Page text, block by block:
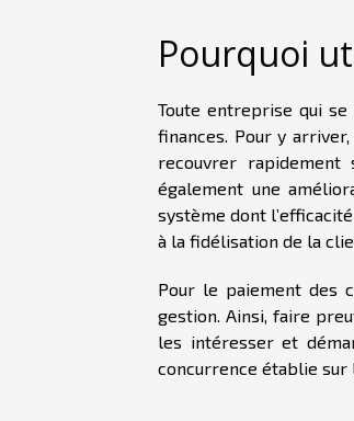
Pourquoi
Toute entreprise qui
finances. Pour y
recouvrer
également une
système dont
à la fidélisation de la
Pour le paiement des
gestion. Ainsi, faire
les intéresser et
concurrence établie sur